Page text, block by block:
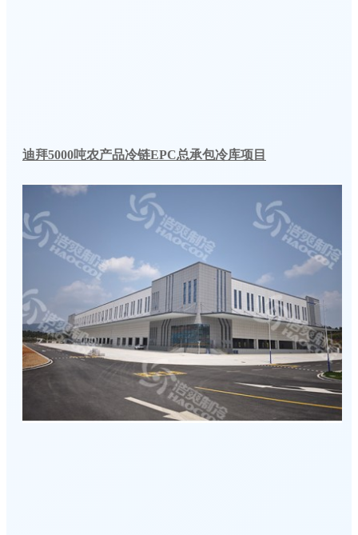
迪拜5000吨农产品冷链EPC总承包冷库项目